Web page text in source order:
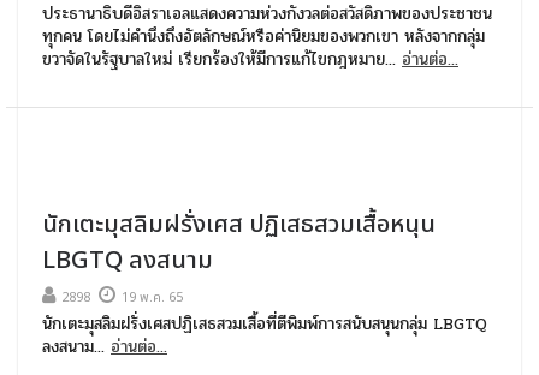
ประธานาธิบดีอิสราเอลแสดงความห่วงกังวลต่อสวัสดิภาพของประชาชน
ทุกคน โดยไม่คำนึงถึงอัตลักษณ์หรือค่านิยมของพวกเขา หลังจากกลุ่ม
ขวาจัดในรัฐบาลใหม่ เรียกร้องให้มีการแก้ไขกฎหมาย... อ่านต่อ...
นักเตะมุสลิมฝรั่งเศส ปฏิเสธสวมเสื้อหนุน
LBGTQ ลงสนาม
2898 19 พ.ค. 65
นักเตะมุสลิมฝรั่งเศสปฏิเสธสวมเสื้อที่ตีพิมพ์การสนับสนุนกลุ่ม LBGTQ
ลงสนาม... อ่านต่อ...